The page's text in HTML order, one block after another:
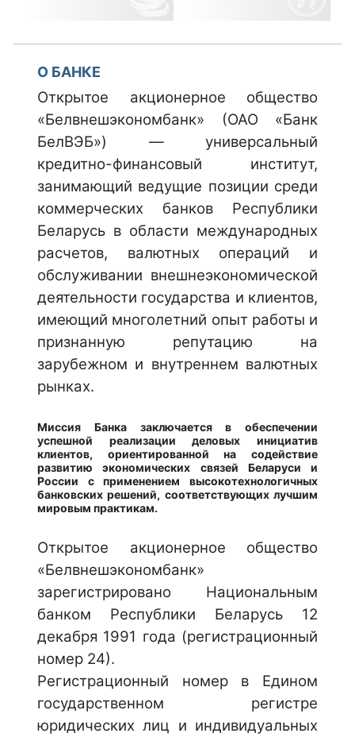
О БАНКЕ
Открытое акционерное общество
«Белвнешэкономбанк» (ОАО «Банк
БелВЭБ») — универсальный
кредитно-финансовый институт,
занимающий ведущие позиции среди
коммерческих банков Республики
Беларусь в области международных
расчетов, валютных операций и
обслуживании внешнеэкономической
деятельности государства и клиентов,
имеющий многолетний опыт работы и
признанную репутацию на
зарубежном и внутреннем валютных
рынках.
Миссия Банка заключается в обеспечении
успешной реализации деловых инициатив
клиентов, ориентированной на содействие
развитию экономических связей Беларуси и
России с применением высокотехнологичных
банковских решений, соответствующих лучшим
мировым практикам.
Открытое акционерное общество
«Белвнешэкономбанк»
зарегистрировано Национальным
банком Республики Беларусь 12
декабря 1991 года (регистрационный
номер 24).
Регистрационный номер в Едином
государственном регистре
юридических лиц и индивидуальных